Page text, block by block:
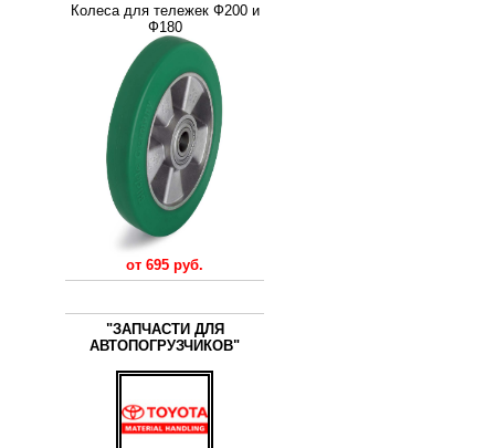
Колеса для тележек Ф200 и
Ф180
от 695 руб.
"ЗАПЧАСТИ ДЛЯ
АВТОПОГРУЗЧИКОВ"